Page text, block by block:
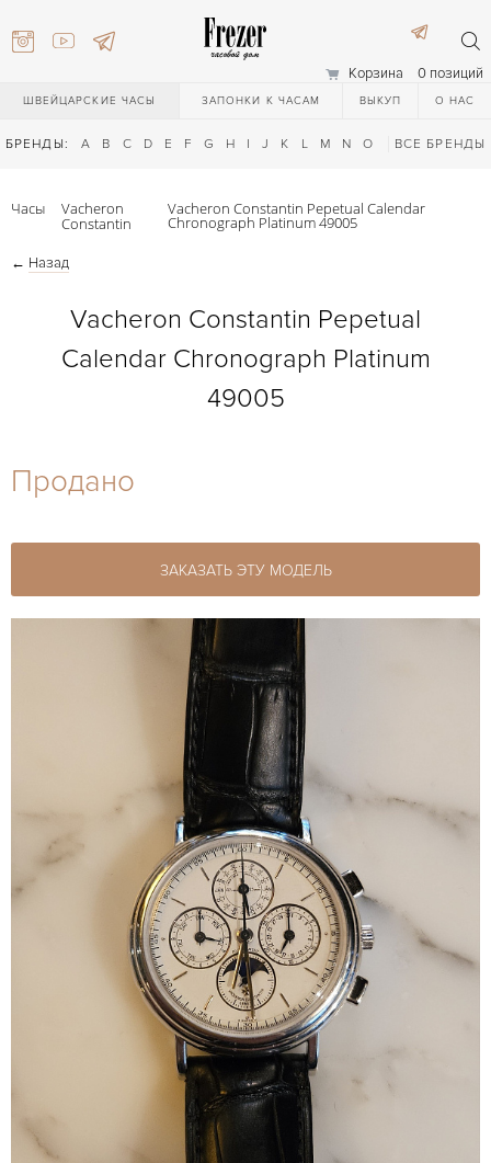
Корзина 0 позиций
ШВЕЙЦАРСКИЕ ЧАСЫ ЗАПОНКИ К ЧАСАМ ВЫКУП О НАС
БРЕНДЫ: A B C D E F G H I J K L M N O Q R S T
ВСЕ БРЕНДЫ
Часы Vacheron
Constantin
Vacheron Constantin Pepetual Calendar
Chronograph Platinum 49005
← Назад
Vacheron Constantin Pepetual
Calendar Chronograph Platinum
49005
Продано
ЗАКАЗАТЬ ЭТУ МОДЕЛЬ